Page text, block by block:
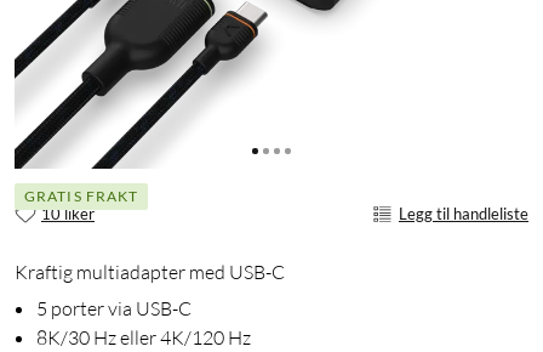
GRATIS FRAKT
10 liker Legg til handleliste
Kraftig multiadapter med USB-C
5 porter via USB-C
8K/30 Hz eller 4K/120 Hz